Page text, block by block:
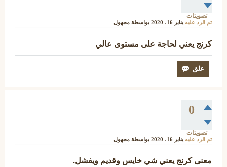
تصويتات
تم الرد عليه يناير 16، 2020 بواسطة مجهول
كرنج يعني لحاجة على مستوى عالي
0
تصويتات
تم الرد عليه يناير 16، 2020 بواسطة مجهول
معنى كرنج يعني شي خايس وقديم ويفشل.